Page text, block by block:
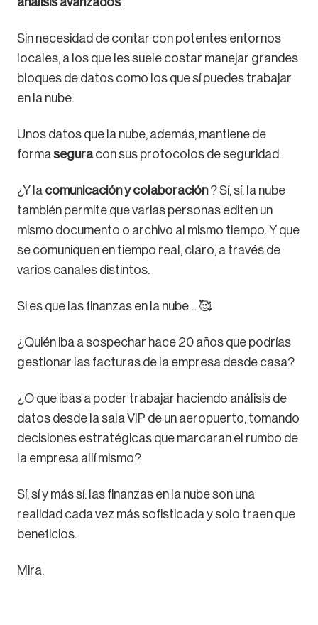
Sin necesidad de contar con potentes entornos
locales, a los que les suele costar manejar grandes
bloques de datos como los que sí puedes trabajar
en la nube.
Unos datos que la nube, además, mantiene de
formaseguracon sus protocolos de seguridad.
¿Y la comunicación y colaboración? Sí, sí: la nube
también permite que varias personas editen un
mismo documento o archivo al mismo tiempo. Y que
se comuniquen en tiempo real, claro, a través de
varios canales distintos.
Si es que las finanzas en la nube… 🥰
¿Quién iba a sospechar hace 20 años que podrías
gestionar las facturas de la empresa desde casa?
¿O que ibas a poder trabajar haciendo análisis de
datos desde la sala VIP de un aeropuerto, tomando
decisiones estratégicas que marcaran el rumbo de
la empresa allí mismo?
Sí, sí y más sí: las finanzas en la nube son una
realidad cada vez más sofisticada y solo traen que
beneficios.
Mira.